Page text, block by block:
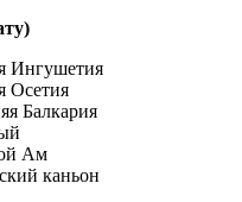
Ингушетия
Осетия
Балкария
Ам
каньон